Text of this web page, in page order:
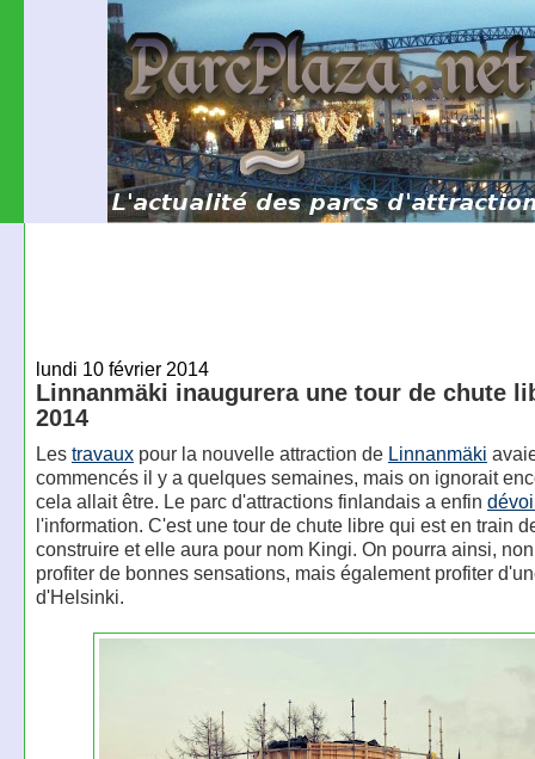
lundi 10 février 2014
Linnanmäki inaugurera une tour de chute
2014
Les travauxpour la nouvelle attraction de Linnanmäki
commencés il y a quelques semaines, mais on ignorait
cela allait être. Le parc d'attractions finlandais a enfin
l'information. C'est une tour de chute libre qui est en train
construire et elle aura pour nom Kingi. On pourra ainsi,
profiter de bonnes sensations, mais également profiter
d'Helsinki.